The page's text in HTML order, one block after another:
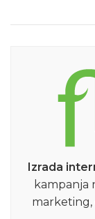
Izrada
kampanja